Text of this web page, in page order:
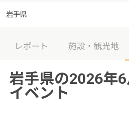
岩手県
レポート 施設・観光地
岩手県の2026年
イベント